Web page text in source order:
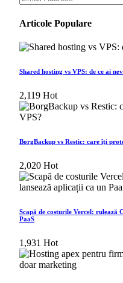
Articole Populare
Shared hosting vs VPS: de ce ai
2,119 Hot
BorgBackup vs Restic: care îți
2,020 Hot
Scapă de costurile Vercel: rulează
PaaS
1,931 Hot